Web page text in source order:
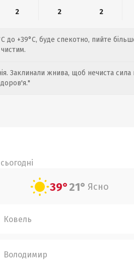
2 2 2
до +39°C, буде спекотно, пийте
Заклинали жнива, щоб нечиста сила
39°21° Ясно
Ковель
Володимир